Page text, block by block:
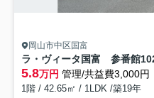
岡山市中区国富
ラ・ヴィータ国富 参番館
5.8万円 管理/共益費3,000円
1階 / 42.65㎡ / 1LDK /築19年